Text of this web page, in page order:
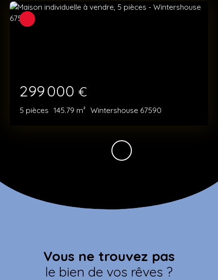
299 000 €
5 pièces 145.79 m² Wintershouse 67590
Vous ne trouvez pas
le bien de vos rêves ?